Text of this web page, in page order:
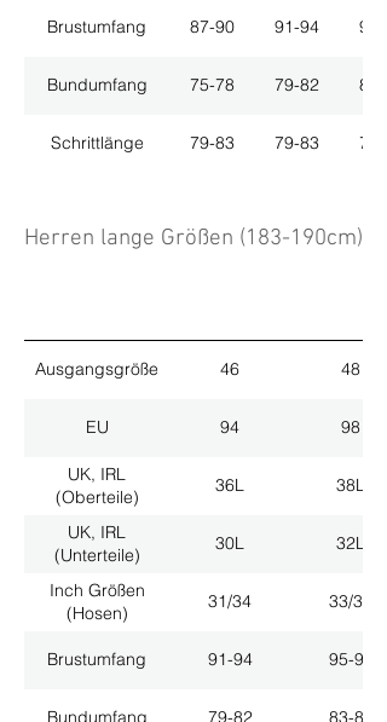
Brustumfang 87-90 91-94 95-
Bundumfang 75-78 79-82 83-
Schrittlänge 79-83 79-83 79-
Herren lange Größen (183-190cm)
Ausgangsgröße 46 48
EU 94 98
UK, IRL
(Oberteile)
36L 38L
UK, IRL
(Unterteile)
30L 32L
Inch Größen
(Hosen)
31/34 33/34
Brustumfang 91-94 95-98
Bundumfang 79-82 83-86